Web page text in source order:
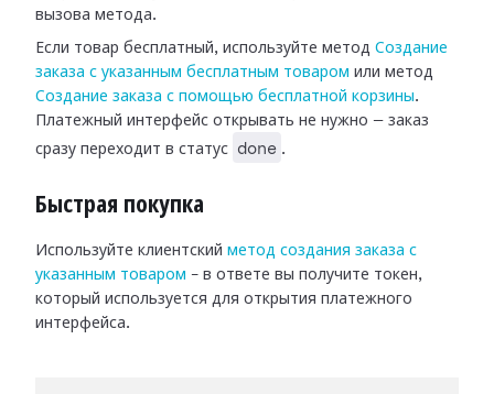
вызова метода.
Если товар бесплатный, используйте метод Создание
заказа с указанным бесплатным товаром или метод
Создание заказа с помощью бесплатной корзины.
Платежный интерфейс открывать не нужно — заказ
сразу переходит в статус
done .
Быстрая покупка
Используйте клиентский метод создания заказа с
указанным товаром – в ответе вы получите токен,
который используется для открытия платежного
интерфейса.